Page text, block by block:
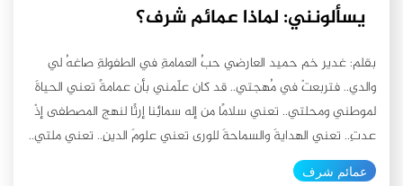
يسألونني: لماذا عمائم شرف؟
بقلم: غدير خم حميد العارضي حبُ العمامةِ في الطفولةِ صاغهُ لي
والدي.. فتربعتْ في مُهجتي.. قد كان علّمني بأن عمامةً تعني الحياةَ
لموطني ومحلتي.. تعني سلامًا من إله سمائِنا إرثًا لنهج المصطفى إذْ
عدتِ.. تعني الهدايةَ والسماحةَ للورى تعني علومَ الدينِ.. تعني ملتي..
تعني اتباعَ اللهِ فيما يبتغي وسلوكَ دربٍ زانه بالحكمةِ.. تعني النجاةَ
عمائم شرف